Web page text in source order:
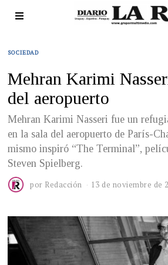
SOCIEDAD
Mehran Karimi
del aeropuerto
Mehran Karimi Nasseri fue un
en la sala del aeropuerto de París-
mismo inspiró “The Terminal”,
Steven Spielberg.
por Redacción 13 de noviembre de